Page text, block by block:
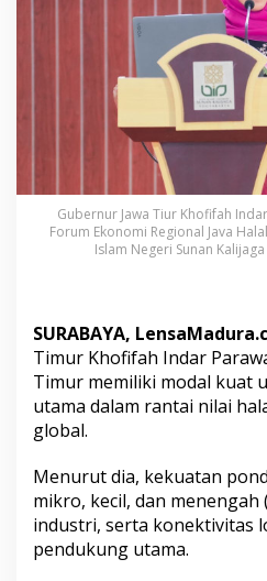
r
B
p
e
a
n
g
P
e
m
a
t
a
m
I
Gubernur Jawa Tiur Khofifah
Forum Ekonomi Regional Java
Islam Negeri Sunan
SURABAYA,
Timur Khofifah Indar
Timur memiliki modal kuat
utama dalam rantai nilai
global.
Menurut dia, kekuatan
mikro, kecil, dan
industri, serta konektivitas
pendukung utama.